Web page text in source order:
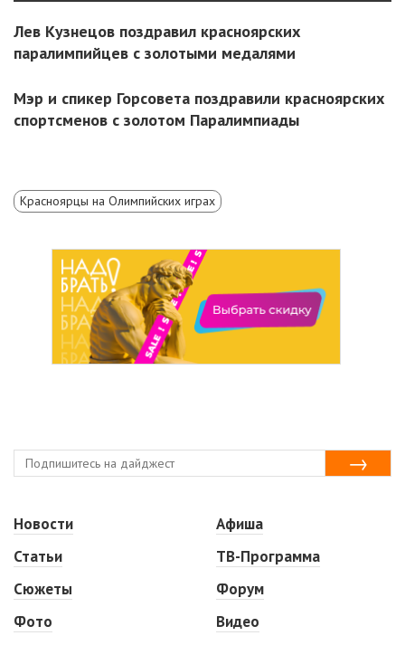
Лев Кузнецов поздравил красноярских
паралимпийцев с золотыми медалями
Мэр и спикер Горсовета поздравили красноярских
спортсменов с золотом Паралимпиады
Красноярцы на Олимпийских играх
Новости
Статьи
Сюжеты
Фото
Афиша
ТВ-Программа
Форум
Видео